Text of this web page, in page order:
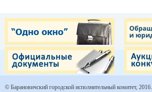
© Барановичский городской исполнительный комитет, 2016.